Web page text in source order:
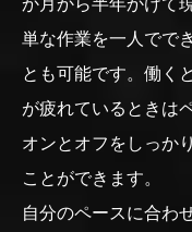
か月から半年かけて
単な作業を一人でで
とも可能です。働く
が疲れているときは
オンとオフをしっか
ことができます。
自分のペースに合わ